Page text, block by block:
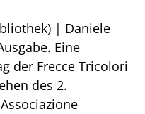
| Daniele
Eine
der Frecce Tricolori
des 2.